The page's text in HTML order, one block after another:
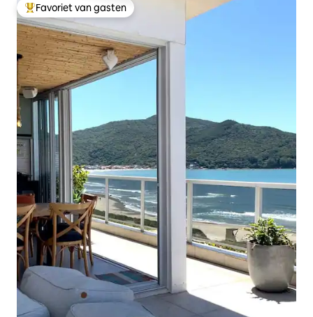
Topfavoriet van gasten
Favoriet van gasten